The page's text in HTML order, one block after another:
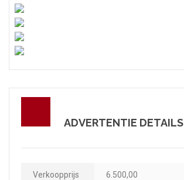
ADVERTENTIE DETAILS
Verkoopprijs 6.500,00